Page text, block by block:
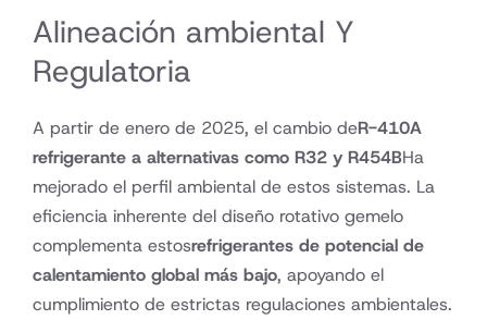
Alineación ambiental Y
Regulatoria
A partir de enero de 2025, el cambio deR-410A
refrigerante a alternativas como R32 y R454BHa
mejorado el perfil ambiental de estos sistemas. La
eficiencia inherente del diseño rotativo gemelo
complementa estosrefrigerantes de potencial de
calentamiento global más bajo, apoyando el
cumplimiento de estrictas regulaciones ambientales.